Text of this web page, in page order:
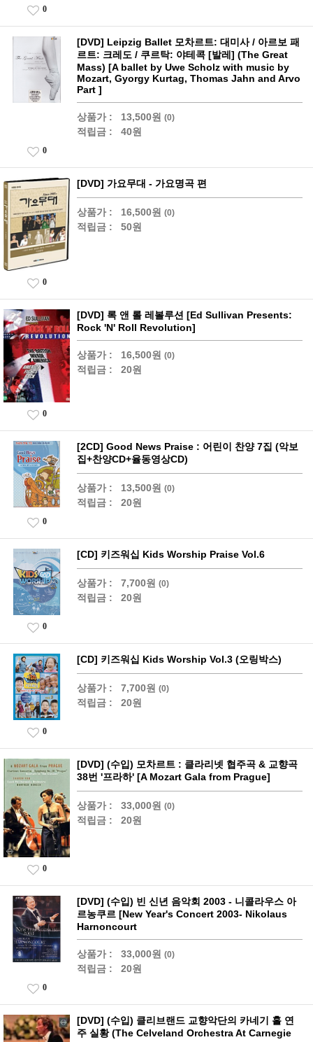
0
[DVD] Leipzig Ballet 모차르트: 대미사 / 아르보 패
르트: 크레도 / 쿠르탁: 야테콕 [발레] (The Great
Mass) [A ballet by Uwe Scholz with music by
Mozart, Gyorgy Kurtag, Thomas Jahn and Arvo
Part ]
상품가 : 13,500원 (0)
적립금 : 40원
0
[DVD] 가요무대 - 가요명곡 편
상품가 : 16,500원 (0)
적립금 : 50원
0
[DVD] 록 앤 롤 레볼루션 [Ed Sullivan Presents:
Rock 'N' Roll Revolution]
상품가 : 16,500원 (0)
적립금 : 20원
0
[2CD] Good News Praise : 어린이 찬양 7집 (악보
집+찬양CD+율동영상CD)
상품가 : 13,500원 (0)
적립금 : 20원
0
[CD] 키즈워십 Kids Worship Praise Vol.6
상품가 : 7,700원 (0)
적립금 : 20원
0
[CD] 키즈워십 Kids Worship Vol.3 (오링박스)
상품가 : 7,700원 (0)
적립금 : 20원
0
[DVD] (수입) 모차르트 : 클라리넷 협주곡 & 교향곡
38번 '프라하' [A Mozart Gala from Prague]
상품가 : 33,000원 (0)
적립금 : 20원
0
[DVD] (수입) 빈 신년 음악회 2003 - 니콜라우스 아
르농쿠르 [New Year's Concert 2003- Nikolaus
Harnoncourt
상품가 : 33,000원 (0)
적립금 : 20원
0
[DVD] (수입) 클리브랜드 교향악단의 카네기 홀 연
주 실황 (The Celveland Orchestra At Carnegie